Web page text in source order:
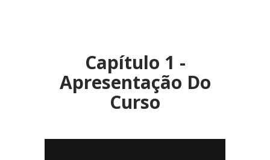
Capítulo 1 -
Apresentação Do
Curso